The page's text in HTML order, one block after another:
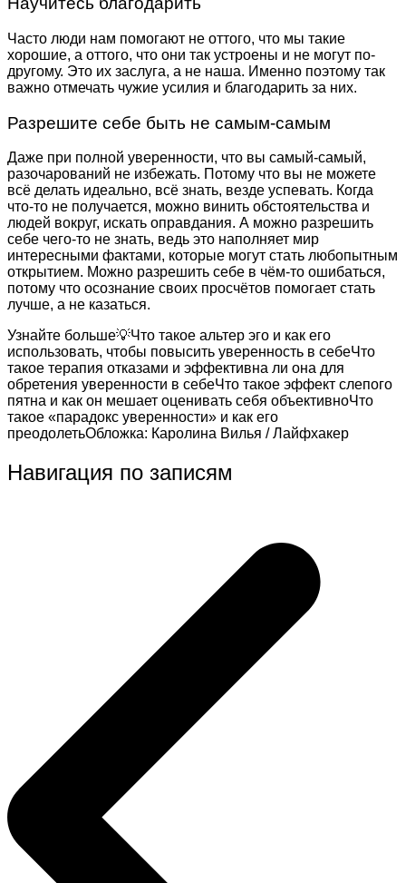
Часто люди нам помогают не оттого, что мы такие
хорошие, а оттого, что они так устроены и не могут по-
другому. Это их заслуга, а не наша. Именно поэтому так
важно отмечать чужие усилия и благодарить за них.
Разрешите себе быть не самым-самым
Даже при полной уверенности, что вы самый-самый,
разочарований не избежать. Потому что вы не можете
всё делать идеально, всё знать, везде успевать. Когда
что-то не получается, можно винить обстоятельства и
людей вокруг, искать оправдания. А можно разрешить
себе чего-то не знать, ведь это наполняет мир
интересными фактами, которые могут стать любопытным
открытием. Можно разрешить себе в чём-то ошибаться,
потому что осознание своих просчётов помогает стать
лучше, а не казаться.
Узнайте больше💡Что такое альтер эго и как его
использовать, чтобы повысить уверенность в себеЧто
такое терапия отказами и эффективна ли она для
обретения уверенности в себеЧто такое эффект слепого
пятна и как он мешает оценивать себя объективноЧто
такое «парадокс уверенности» и как его
преодолетьОбложка: Каролина Вилья / Лайфхакер
Навигация по записям